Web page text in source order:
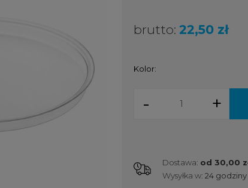
brutto: 22,50 zł
Kolor:
+
-
Dostawa: od 30,00
Wysyłka w: 24 godziny